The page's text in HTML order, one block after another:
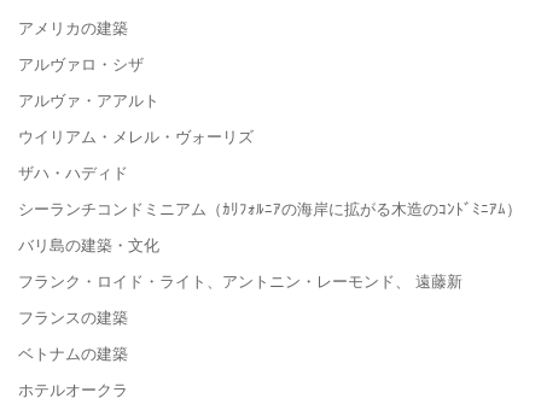
アメリカの建築
アルヴァロ・シザ
アルヴァ・アアルト
ウイリアム・メレル・ヴォーリズ
ザハ・ハディド
シーランチコンドミニアム（ｶﾘﾌｫﾙﾆｱの海岸に拡がる木造のｺﾝﾄﾞﾐﾆｱﾑ）
バリ島の建築・文化
フランク・ロイド・ライト、アントニン・レーモンド、 遠藤新
フランスの建築
ベトナムの建築
ホテルオークラ